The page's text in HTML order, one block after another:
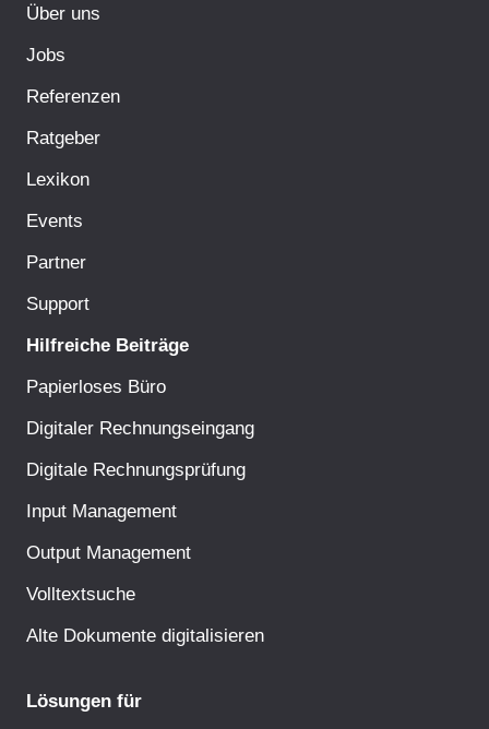
Über uns
Jobs
Referenzen
Ratgeber
Lexikon
Events
Partner
Support
Hilfreiche Beiträge
Papierloses Büro
Digitaler Rechnungseingang
Digitale Rechnungsprüfung
Input Management
Output Management
Volltextsuche
Alte Dokumente digitalisieren
Lösungen für